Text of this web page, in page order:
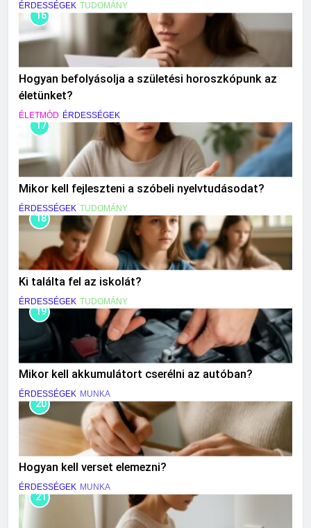
ÉRDESSÉGEK TUDOMÁNY
16
Hogyan befolyásolja a születési horoszkópunk az
életünket?
ÉLETMÓD ÉRDESSÉGEK
17
Mikor kell fejleszteni a szóbeli nyelvtudásodat?
ÉRDESSÉGEK TUDOMÁNY
18
Ki találta fel az iskolát?
ÉRDESSÉGEK TUDOMÁNY
19
Mikor kell akkumulátort cserélni az autóban?
ÉRDESSÉGEK MUNKA
20
Hogyan kell verset elemezni?
ÉRDESSÉGEK MUNKA
21